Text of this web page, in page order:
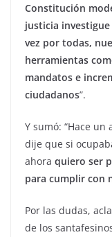
Constitución
justicia
vez por todas,
herramientas
mandatos e
ciudadanos”.
Y sumó: “Hace
dije que si
ahora quiero ser
para cumplir con
Por las dudas,
de los